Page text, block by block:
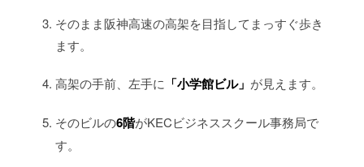
そのまま阪神高速の高架を目指してまっすぐ歩き
ます。
高架の手前、左手に 「小学館ビル」 が見えます。
そのビルの6階がKECビジネススクール事務局で
す。